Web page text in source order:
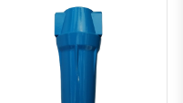
Быстрый просмотрДобавить к сравнению